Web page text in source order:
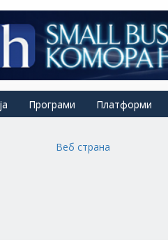
Програми Платформи
Веб страна